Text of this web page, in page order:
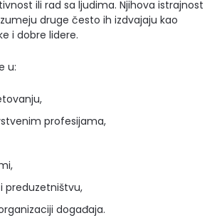
ili rad sa ljudima. Njihova istrajnost
druge često ih izdvajaju kao
i dobre lidere.
u:
profesijama,
preduzetništvu,
događaja.